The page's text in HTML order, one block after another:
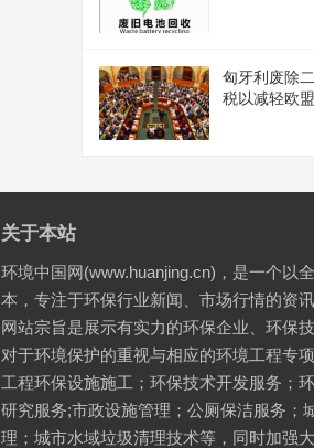
匈牙利废除
税以减轻欧
关于本站
环境中国网(www.huanjing.cn)，是一个以
本，专注于环保行业新闻、市场行情的资
网站宗旨是展示有实力的环保企业、环保
对于环境保护的重视与相应的环境工程专
工程环保设施施工；环保技术开发服务；
研究服务;市政设施管理；公厕保洁服务；
理；城市水域垃圾清理技术等，同时加强